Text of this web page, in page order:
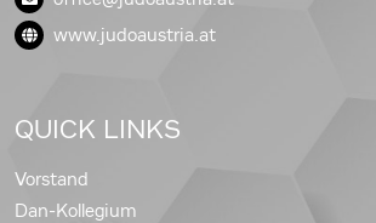
www.judoaustria.at
QUICK LINKS
Vorstand
Dan-Kollegium